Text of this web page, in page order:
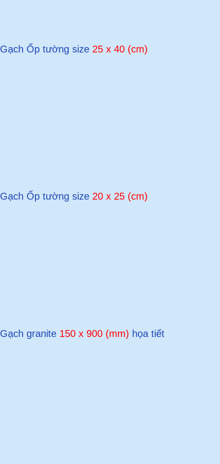
Gạch Ốp tường size 25 x 40 (cm)
Gạch Ốp tường size 20 x 25 (cm)
Gạch granite 150 x 900 (mm) họa tiết